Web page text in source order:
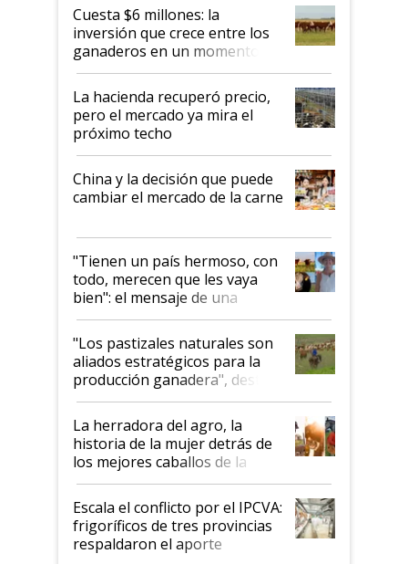
Cuesta $6 millones: la
inversión que crece entre los
ganaderos en un momento
histórico para la actividad
La hacienda recuperó precio,
pero el mercado ya mira el
próximo techo
China y la decisión que puede
cambiar el mercado de la carne
"Tienen un país hermoso, con
todo, merecen que les vaya
bien": el mensaje de una
ganadera uruguaya sobre las
oportunidades que se abren
para el agro en Argentina, con
foco en la carne
"Los pastizales naturales son
aliados estratégicos para la
producción ganadera", destaca
la iniciativa que ya reúne a 46
establecimientos en Argentina
La herradora del agro, la
historia de la mujer detrás de
los mejores caballos de la
Argentina y los mitos que
todavía hacen sufrir a estos
animales: "Mientras me
descalificaban, yo seguí
haciendo currículum"
Escala el conflicto por el IPCVA:
frigoríficos de tres provincias
respaldaron el aporte